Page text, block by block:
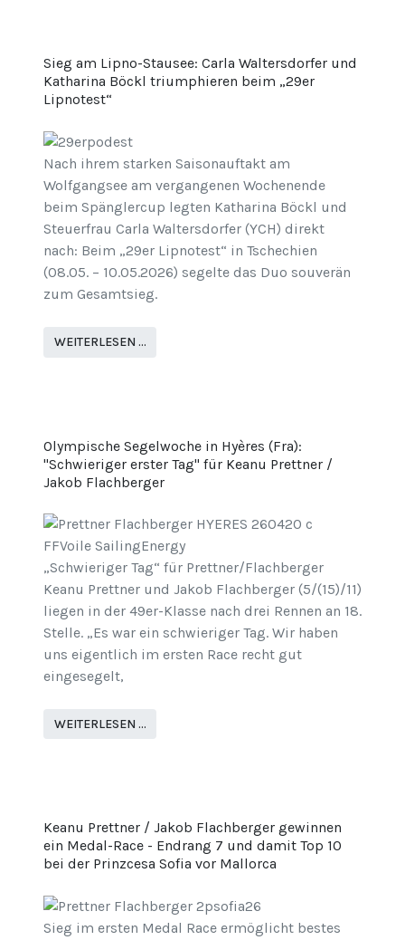
Sieg am Lipno-Stausee: Carla Waltersdorfer und
Katharina Böckl triumphieren beim „29er
Lipnotest“
Nach ihrem starken Saisonauftakt am
Wolfgangsee am vergangenen Wochenende
beim Spänglercup legten Katharina Böckl und
Steuerfrau Carla Waltersdorfer (YCH) direkt
nach: Beim „29er Lipnotest“ in Tschechien
(08.05. – 10.05.2026) segelte das Duo souverän
zum Gesamtsieg.
WEITERLESEN …
Olympische Segelwoche in Hyères (Fra):
"Schwieriger erster Tag" für Keanu Prettner /
Jakob Flachberger
„Schwieriger Tag“ für Prettner/Flachberger
Keanu Prettner und Jakob Flachberger (5/(15)/11)
liegen in der 49er-Klasse nach drei Rennen an 18.
Stelle. „Es war ein schwieriger Tag. Wir haben
uns eigentlich im ersten Race recht gut
eingesegelt,
WEITERLESEN …
Keanu Prettner / Jakob Flachberger gewinnen
ein Medal-Race - Endrang 7 und damit Top 10
bei der Prinzcesa Sofia vor Mallorca
Sieg im ersten Medal Race ermöglicht bestes